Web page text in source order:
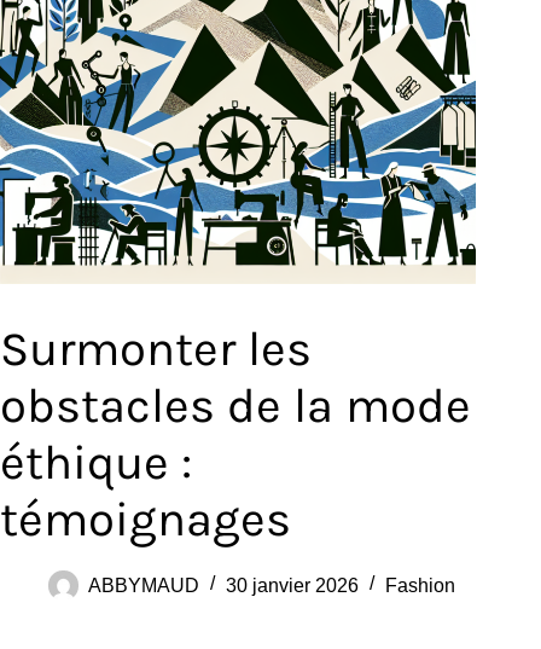
Surmonter les
obstacles de la mode
éthique :
témoignages
ABBYMAUD 30 janvier 2026 Fashion